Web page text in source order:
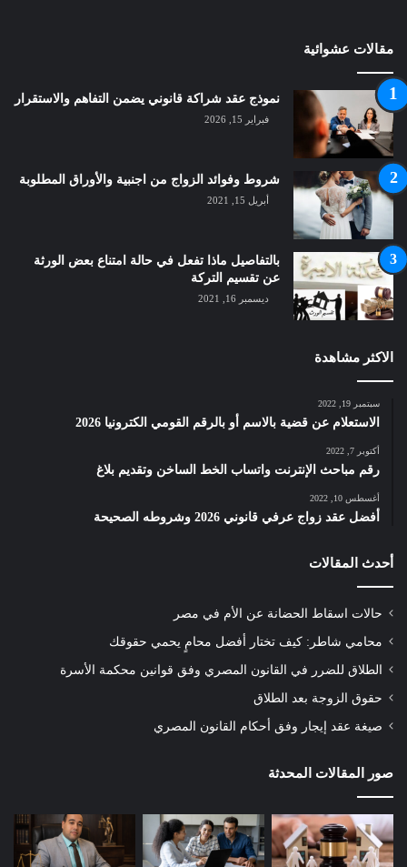
مقالات عشوائية
نموذج عقد شراكة قانوني يضمن التفاهم والاستقرار
فبراير 15, 2026
شروط وفوائد الزواج من اجنبية والأوراق المطلوبة
أبريل 15, 2021
بالتفاصيل ماذا تفعل في حالة امتناع بعض الورثة
عن تقسيم التركة
ديسمبر 16, 2021
الاكثر مشاهدة
سبتمبر 19, 2022
الاستعلام عن قضية بالاسم أو بالرقم القومي الكترونيا 2026
أكتوبر 7, 2022
رقم مباحث الإنترنت واتساب الخط الساخن وتقديم بلاغ
أغسطس 10, 2022
أفضل عقد زواج عرفي قانوني 2026 وشروطه الصحيحة
أحدث المقالات
حالات اسقاط الحضانة عن الأم في مصر
محامي شاطر: كيف تختار أفضل محامٍ يحمي حقوقك
الطلاق للضرر في القانون المصري وفق قوانين محكمة الأسرة
حقوق الزوجة بعد الطلاق
صيغة عقد إيجار وفق أحكام القانون المصري
صور المقالات المحدثة